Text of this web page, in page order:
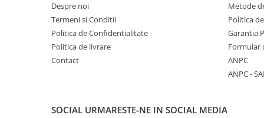
SF & Fantasy
Adezivi si benzi adezive
Despre noi
Termeni si Conditii
Politica de Confidentialitate
Politica de livrare
Contact
Metode
Politica
Garantia
Formular
ANPC
ANPC -
SOCIAL URMARESTE-NE IN SOCIAL MEDIA